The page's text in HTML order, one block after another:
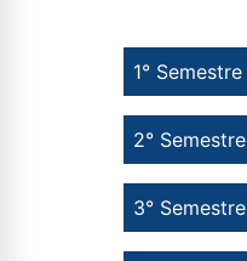
1° Semestre
3° Semestre
2° Semestre